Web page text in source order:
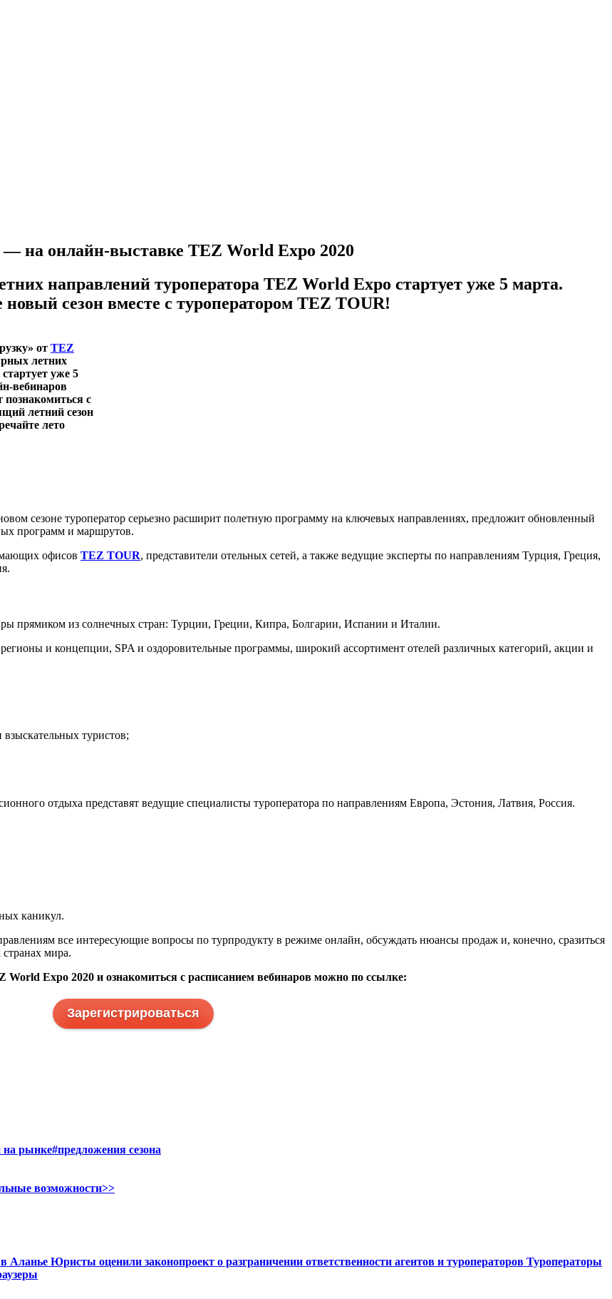
на онлайн-выставке TEZ World Expo 2020
направлений туроператора TEZ World Expo стартует уже 5 марта.
сезон вместе с туроператором TEZ TOUR!
от TEZ
летних
уже 5
вебинаров
познакомиться с
летний сезон
лето
сезоне туроператор серьезно расширит полетную программу на ключевых направлениях, предложит обновленный
программ и маршрутов.
офисов TEZ TOUR, представители отельных сетей, а также ведущие эксперты по направлениям Турция, Греция,
прямиком из солнечных стран: Турции, Греции, Кипра, Болгарии, Испании и Италии.
и концепции, SPA и оздоровительные программы, широкий ассортимент отелей различных категорий, акции и
туристов;
отдыха представят ведущие специалисты туроператора по направлениям Европа, Эстония, Латвия, Россия.
каникул.
все интересующие вопросы по турпродукту в режиме онлайн, обсуждать нюансы продаж и, конечно, сразиться
мира.
World Expo 2020 и ознакомиться с расписанием вебинаров можно по ссылке:
Зарегистрироваться
на рынке#предложения сезона
возможности>>
Аланье Юристы оценили законопроект о разграничении ответственности агентов и туроператоров Туроператоры